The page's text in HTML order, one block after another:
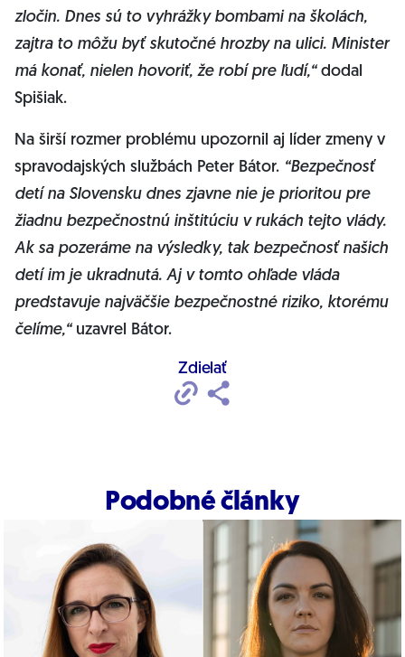
zločin. Dnes sú to vyhrážky bombami na školách,
zajtra to môžu byť skutočné hrozby na ulici. Minister
má konať, nielen hovoriť, že robí pre ľudí,“dodal
Spišiak.
Na širší rozmer problému upozornil aj líder zmeny v
spravodajských službách Peter Bátor. “Bezpečnosť
detí na Slovensku dnes zjavne nie je prioritou pre
žiadnu bezpečnostnú inštitúciu v rukách tejto vlády.
Ak sa pozeráme na výsledky, tak bezpečnosť našich
detí im je ukradnutá. Aj v tomto ohľade vláda
predstavuje najväčšie bezpečnostné riziko, ktorému
čelíme,“uzavrel Bátor.
Zdielať
Podobné články